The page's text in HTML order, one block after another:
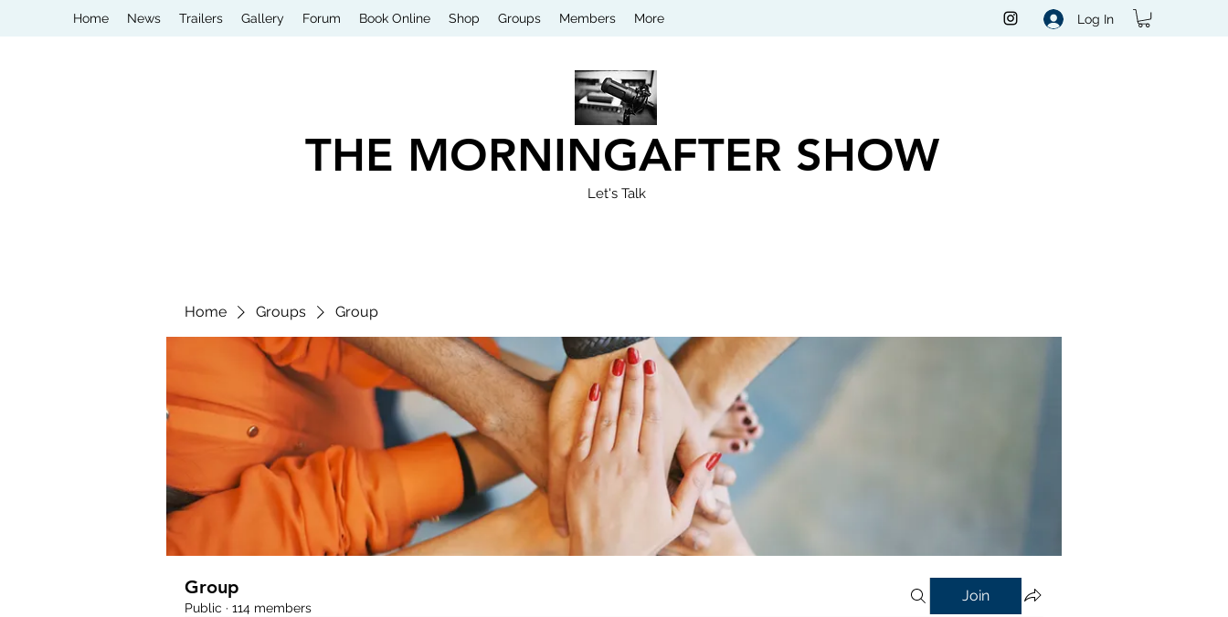
Home News Trailers Gallery Forum Book Online Shop Groups Members More Log In
THE MORNINGAFTER SHOW
Let's Talk
Home Groups Group
Group
Public · 114 members
Join